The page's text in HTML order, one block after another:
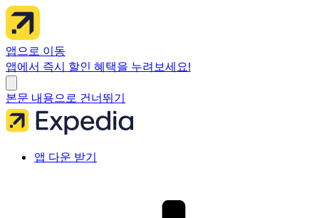
앱으로 이동
앱에서 즉시 할인 혜택을 누려보세요!
본문 내용으로 건너뛰기
앱 다운 받기